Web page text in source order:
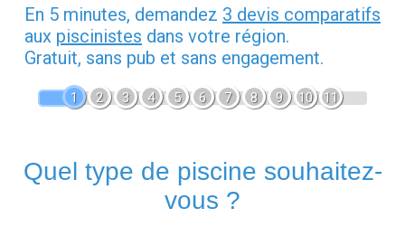
En 5 minutes, demandez 3 devis comparatifs
aux piscinistes dans votre région.
Gratuit, sans pub et sans engagement.
1 2 3 4 5 6 7 8 9 10 11
Quel type de piscine souhaitez-
vous ?